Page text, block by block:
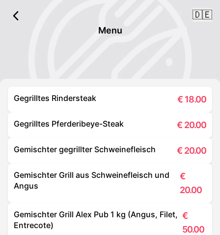
🇩🇪
Menu
Gegrilltes Rindersteak € 18.00
Gegrilltes Pferderibeye-Steak € 20.00
Gemischter gegrillter Schweinefleisch € 20.00
Gemischter Grill aus Schweinefleisch und
Angus
€
20.00
Gemischter Grill Alex Pub 1 kg (Angus, Filet,
Entrecote)
€
50.00